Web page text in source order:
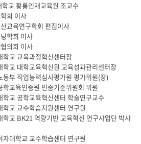
교 황룡인재교육원 조교수
회 이사
교육연구학회 편집이사
학회 이사
의회 이사
교 교육과정혁신센터장
교 대학교육혁신원 교육성과관리센터장
부 직업능력심사평가원 평가위원(장)
교육인증원 인증기준위원회 위원
교 공학교육혁신센터 학술연구교수
교 교수학습지원센터 연구원
교 BK21 역량기반 교육혁신 연구사업단 박사
대학교 교수학습센터 연구원